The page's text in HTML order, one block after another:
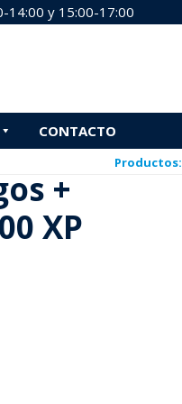
14:00 y 15:00-17:00
CONTACTO
Productos:
+
XP